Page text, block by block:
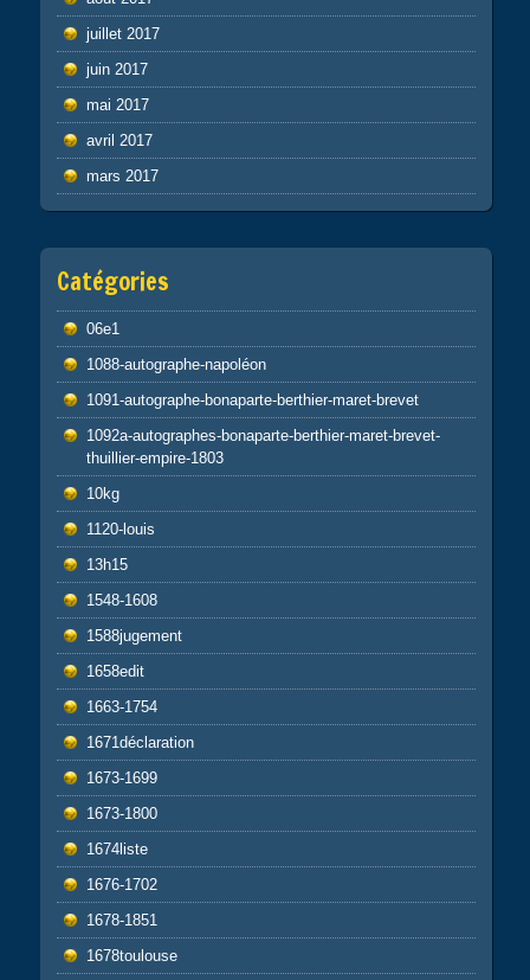
juillet 2017
juin 2017
mai 2017
avril 2017
mars 2017
Catégories
06e1
1088-autographe-napoléon
1091-autographe-bonaparte-berthier-maret-brevet
1092a-autographes-bonaparte-berthier-maret-brevet-
thuillier-empire-1803
10kg
1120-louis
13h15
1548-1608
1588jugement
1658edit
1663-1754
1671déclaration
1673-1699
1673-1800
1674liste
1676-1702
1678-1851
1678toulouse